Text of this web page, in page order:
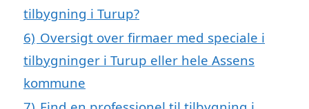
tilbygning i Turup?
6) Oversigt over firmaer med speciale i
tilbygninger i Turup eller hele Assens
kommune